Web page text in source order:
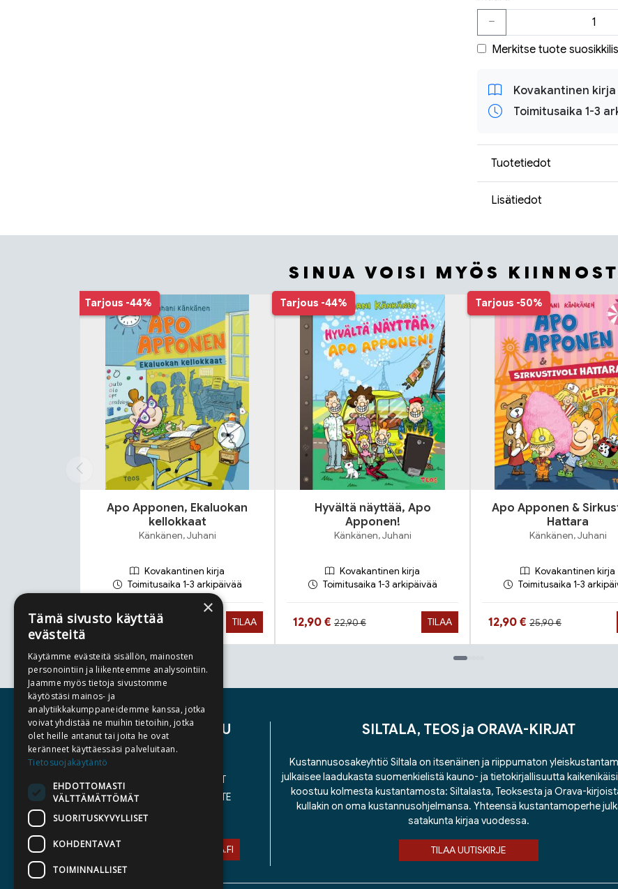
Merkitse tuote
Kovakantinen kirja
Toimitusaika 1-3
Tuotetiedot
Lisätiedot
SINUA VOISI MYÖS
Tuoteluettelon alku
Tarjous -44%
Apo Apponen, Ekaluokan
kellokkaat
Känkänen, Juhani
Kovakantinen kirja
Toimitusaika 1-3 arkipäivää
Hinta nyt
12,90 €Hinta aiemmin
22,90 € TILAA
Tarjous -44%
Hyvältä näyttää, Apo
Apponen!
Känkänen, Juhani
Kovakantinen kirja
Toimitusaika 1-3 arkipäivää
Hinta nyt
12,90 € Hinta aiemmin
22,90 € TILAA
Tarjous -50%
Apo Apponen &
Hattara
Känkänen, Juhani
Kovakantinen kirja
Toimitusaika 1-3
Hinta nyt
12,90 € Hinta aiemmin
25,90 €
Tuoteluettelon loppu
ASIAKASPALVELU
YLEISET TOIMITUSEHDOT
SAAVUTETTAVUUSSELOSTE
TIETOSUOJASELOSTE
ASIAKASPALVELU@STORIA.FI
SILTALA, TEOS ja ORAVA-KIRJAT
Kustannusosakeyhtiö Siltala on itsenäinen ja riippumaton
julkaisee laadukasta suomenkielistä kauno- ja tietokirjallisuutta
koostuu kolmesta kustantamosta: Siltalasta, Teoksesta ja Orava-
kullakin on oma kustannusohjelmansa. Yhteensä kustantamoperhe
satakunta kirjaa vuodessa.
TILAA UUTISKIRJE
×
Tämä sivusto käyttää
evästeitä
Käytämme evästeitä sisällön, mainosten
personointiin ja liikenteemme analysointiin.
Jaamme myös tietoja sivustomme
käytöstäsi mainos- ja
analytiikkakumppaneidemme kanssa, jotka
voivat yhdistää ne muihin tietoihin, jotka
olet heille antanut tai joita he ovat
keränneet käyttäessäsi palveluitaan.
Tietosuojakäytäntö
EHDOTTOMASTI
VÄLTTÄMÄTTÖMÄT
SUORITUSKYVYLLISET
KOHDENTAVAT
TOIMINNALLISET